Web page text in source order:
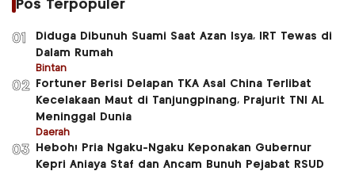
Pos Terpopuler
01
Diduga Dibunuh Suami Saat Azan Isya, IRT Tewas di
Dalam Rumah
Bintan
02
Fortuner Berisi Delapan TKA Asal China Terlibat
Kecelakaan Maut di Tanjungpinang, Prajurit TNI AL
Meninggal Dunia
Daerah
03
Heboh! Pria Ngaku-Ngaku Keponakan Gubernur
Kepri Aniaya Staf dan Ancam Bunuh Pejabat RSUD